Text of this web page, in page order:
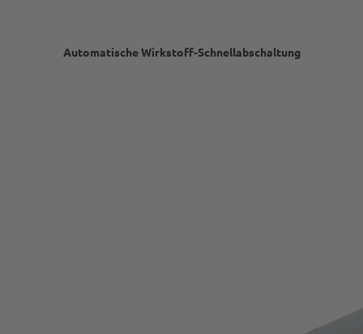
Automatische Wirkstoff-Schnellabschaltung